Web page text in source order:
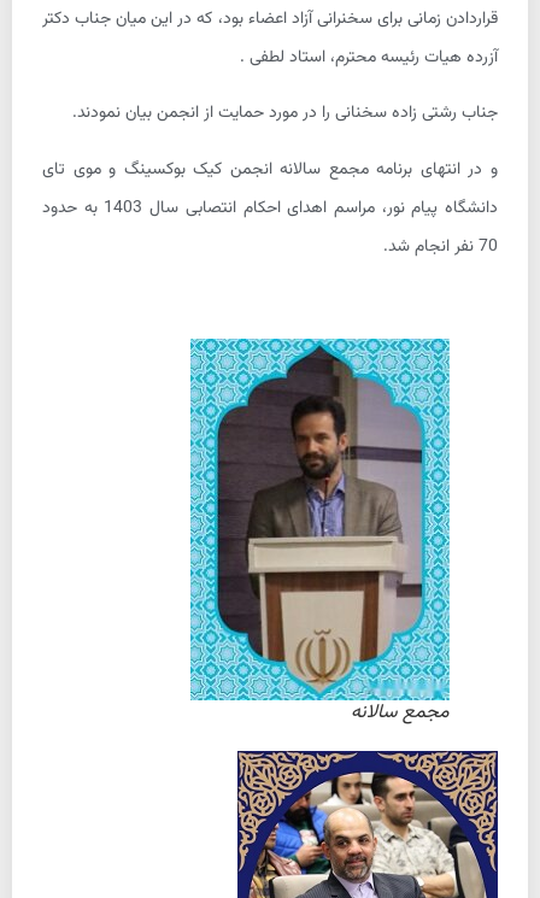
قراردادن زمانی برای سخنرانی آزاد اعضاء بود، که در این میان جناب دکتر
آزرده هیات رئیسه محترم، استاد لطفی .
جناب رشتی زاده سخنانی را در مورد حمایت از انجمن بیان نمودند.
و در انتهای برنامه مجمع سالانه انجمن کیک بوکسینگ و موی تای
دانشگاه پیام نور، مراسم اهدای احکام انتصابی سال 1403 به حدود
70 نفر انجام شد.
مجمع سالانه